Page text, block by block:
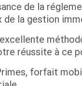
de la
la gestion
réussite à ce
forfait